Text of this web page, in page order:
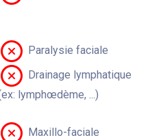
Paralysie faciale
Drainage lymphatique
lymphœdème, ...)
Maxillo-faciale